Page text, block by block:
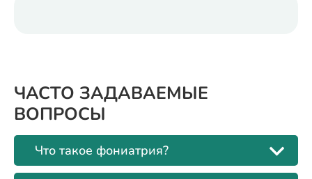
ЧАСТО ЗАДАВАЕМЫЕ
ВОПРОСЫ
Что такое фониатрия?